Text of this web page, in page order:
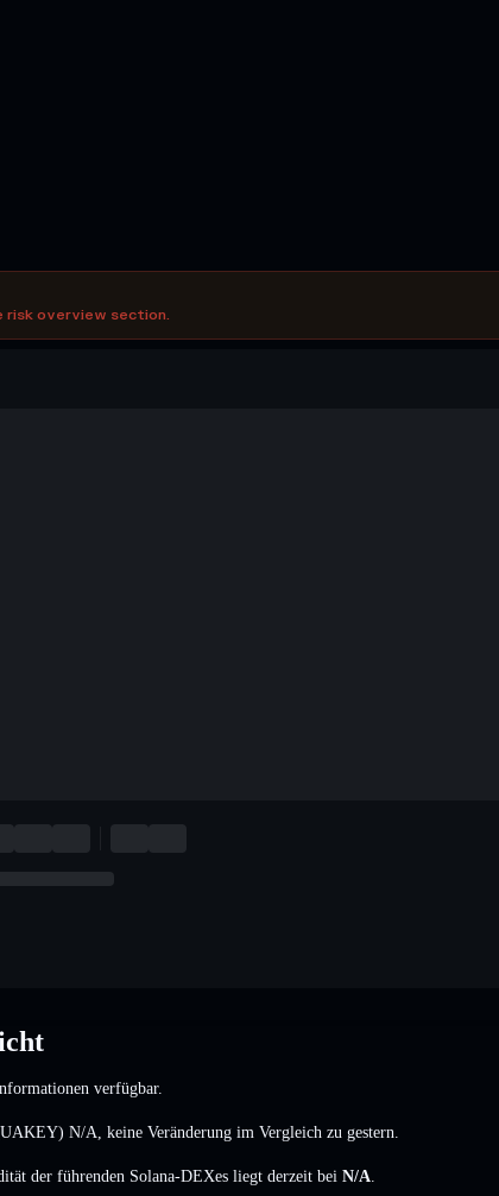
risk overview section.
verfügbar.
N/A keine Veränderung im Vergleich zu gestern.
der führenden Solana-DEXes liegt derzeit bei N/A